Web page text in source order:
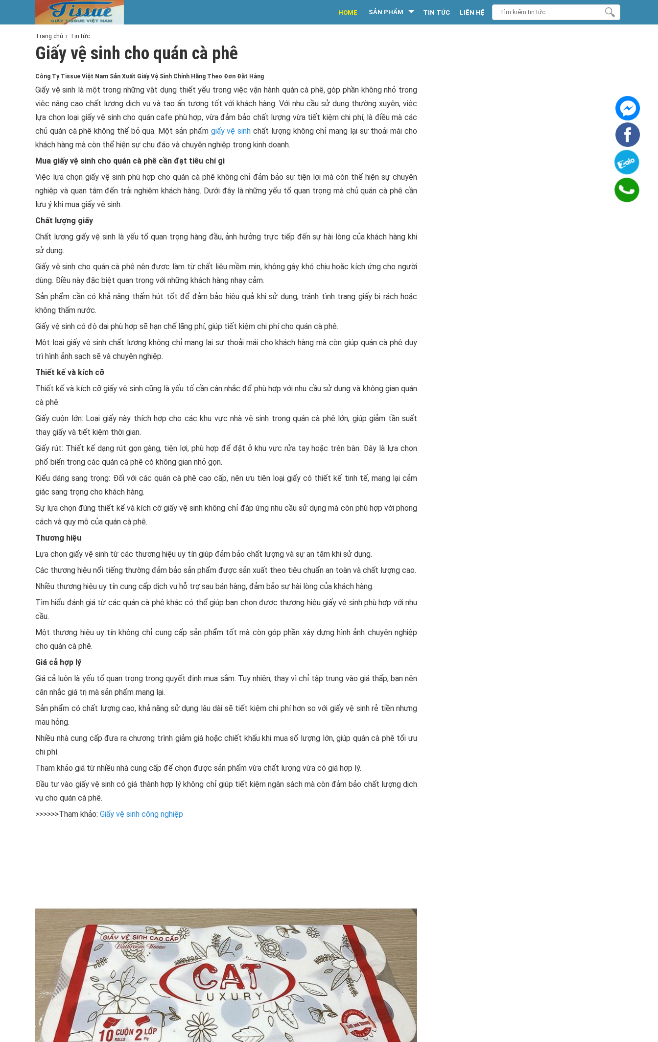
HOME SẢN PHẨM TIN TỨC LIÊN HỆ
Trang chủ Tin tức
Giấy vệ sinh cho quán cà phê
Công Ty Tissue Việt Nam Sản Xuất Giấy Vệ Sinh Chính Hãng Theo Đơn Đặt Hàng
Giấy vệ sinh là một trong những vật dụng thiết yếu trong việc vận hành quán cà phê, góp phần không nhỏ trong
việc nâng cao chất lượng dịch vụ và tạo ấn tượng tốt với khách hàng. Với nhu cầu sử dụng thường xuyên, việc
lựa chọn loại giấy vệ sinh cho quán cafe phù hợp, vừa đảm bảo chất lượng vừa tiết kiệm chi phí, là điều mà các
chủ quán cà phê không thể bỏ qua. Một sản phẩm giấy vệ sinh chất lượng không chỉ mang lại sự thoải mái cho
khách hàng mà còn thể hiện sự chu đáo và chuyên nghiệp trong kinh doanh.
Mua giấy vệ sinh cho quán cà phê cần đạt tiêu chí gì
Việc lựa chọn giấy vệ sinh phù hợp cho quán cà phê không chỉ đảm bảo sự tiện lợi mà còn thể hiện sự chuyên
nghiệp và quan tâm đến trải nghiệm khách hàng. Dưới đây là những yếu tố quan trọng mà chủ quán cà phê cần
lưu ý khi mua giấy vệ sinh.
Chất lượng giấy
Chất lượng giấy vệ sinh là yếu tố quan trọng hàng đầu, ảnh hưởng trực tiếp đến sự hài lòng của khách hàng khi
sử dụng.
Giấy vệ sinh cho quán cà phê nên được làm từ chất liệu mềm mịn, không gây khó chịu hoặc kích ứng cho người
dùng. Điều này đặc biệt quan trọng với những khách hàng nhạy cảm.
Sản phẩm cần có khả năng thấm hút tốt để đảm bảo hiệu quả khi sử dụng, tránh tình trạng giấy bị rách hoặc
không thấm nước.
Giấy vệ sinh có độ dai phù hợp sẽ hạn chế lãng phí, giúp tiết kiệm chi phí cho quán cà phê.
Một loại giấy vệ sinh chất lượng không chỉ mang lại sự thoải mái cho khách hàng mà còn giúp quán cà phê duy
trì hình ảnh sạch sẽ và chuyên nghiệp.
Thiết kế và kích cỡ
Thiết kế và kích cỡ giấy vệ sinh cũng là yếu tố cần cân nhắc để phù hợp với nhu cầu sử dụng và không gian quán
cà phê.
Giấy cuộn lớn: Loại giấy này thích hợp cho các khu vực nhà vệ sinh trong quán cà phê lớn, giúp giảm tần suất
thay giấy và tiết kiệm thời gian.
Giấy rút: Thiết kế dạng rút gọn gàng, tiện lợi, phù hợp để đặt ở khu vực rửa tay hoặc trên bàn. Đây là lựa chọn
phổ biến trong các quán cà phê có không gian nhỏ gọn.
Kiểu dáng sang trọng: Đối với các quán cà phê cao cấp, nên ưu tiên loại giấy có thiết kế tinh tế, mang lại cảm
giác sang trọng cho khách hàng.
Sự lựa chọn đúng thiết kế và kích cỡ giấy vệ sinh không chỉ đáp ứng nhu cầu sử dụng mà còn phù hợp với phong
cách và quy mô của quán cà phê.
Thương hiệu
Lựa chọn giấy vệ sinh từ các thương hiệu uy tín giúp đảm bảo chất lượng và sự an tâm khi sử dụng.
Các thương hiệu nổi tiếng thường đảm bảo sản phẩm được sản xuất theo tiêu chuẩn an toàn và chất lượng cao.
Nhiều thương hiệu uy tín cung cấp dịch vụ hỗ trợ sau bán hàng, đảm bảo sự hài lòng của khách hàng.
Tìm hiểu đánh giá từ các quán cà phê khác có thể giúp bạn chọn được thương hiệu giấy vệ sinh phù hợp với nhu
cầu.
Một thương hiệu uy tín không chỉ cung cấp sản phẩm tốt mà còn góp phần xây dựng hình ảnh chuyên nghiệp
cho quán cà phê.
Giá cả hợp lý
Giá cả luôn là yếu tố quan trọng trong quyết định mua sắm. Tuy nhiên, thay vì chỉ tập trung vào giá thấp, bạn nên
cân nhắc giá trị mà sản phẩm mang lại.
Sản phẩm có chất lượng cao, khả năng sử dụng lâu dài sẽ tiết kiệm chi phí hơn so với giấy vệ sinh rẻ tiền nhưng
mau hỏng.
Nhiều nhà cung cấp đưa ra chương trình giảm giá hoặc chiết khấu khi mua số lượng lớn, giúp quán cà phê tối ưu
chi phí.
Tham khảo giá từ nhiều nhà cung cấp để chọn được sản phẩm vừa chất lượng vừa có giá hợp lý.
Đầu tư vào giấy vệ sinh có giá thành hợp lý không chỉ giúp tiết kiệm ngân sách mà còn đảm bảo chất lượng dịch
vụ cho quán cà phê.
>>>>>>Tham khảo: Giấy vệ sinh công nghiệp